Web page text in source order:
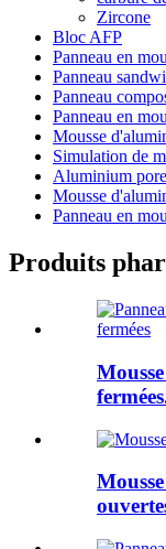
Zircone
Bloc AFP
Panneau en
Panneau
Panneau
Panneau en
Mousse
Simulation de
Aluminium
Mousse
Panneau en
Produits